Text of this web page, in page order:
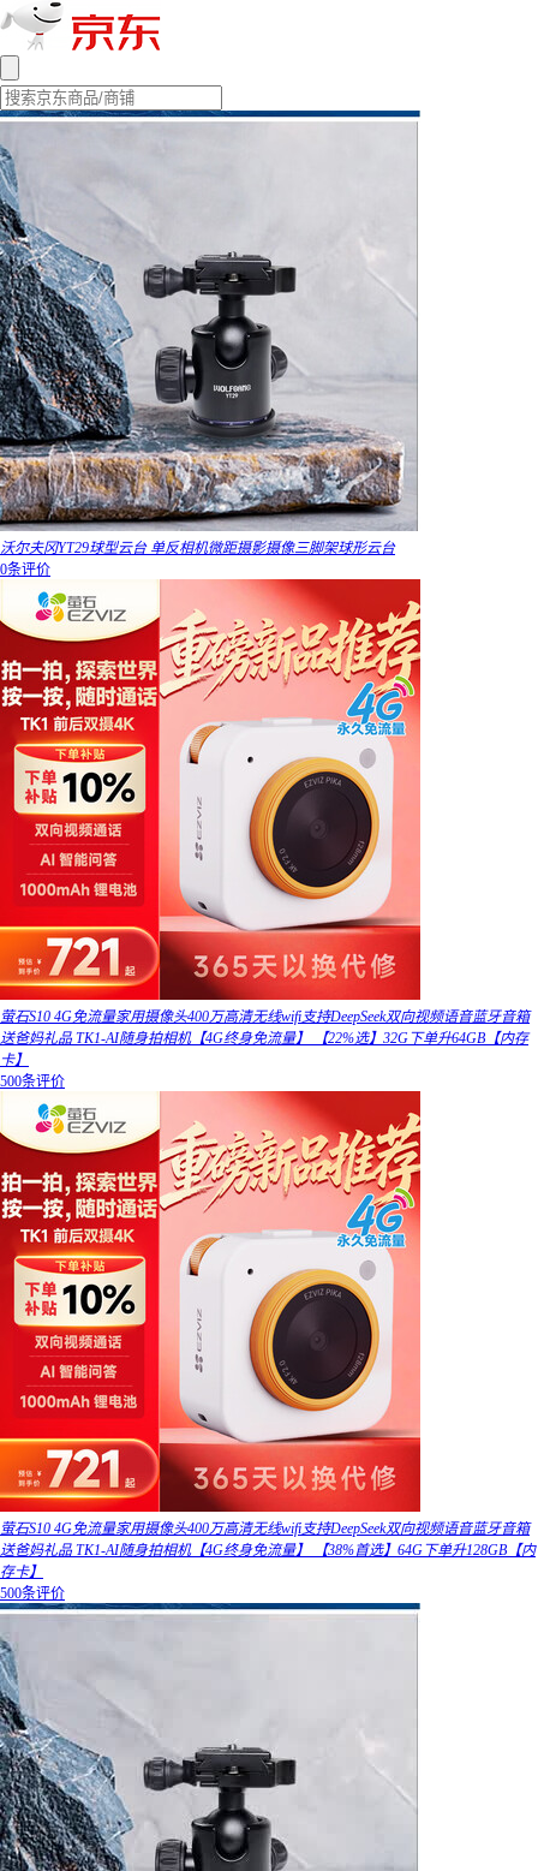
沃尔夫冈YT29球型云台 单反相机微距摄影摄像三脚架球形云台
0条评价
萤石S10 4G免流量家用摄像头400万高清无线wifi支持DeepSeek双向视频语音蓝牙音箱
送爸妈礼品 TK1-AI随身拍相机【4G终身免流量】 【22%选】32G下单升64GB【内存
卡】
500条评价
萤石S10 4G免流量家用摄像头400万高清无线wifi支持DeepSeek双向视频语音蓝牙音箱
送爸妈礼品 TK1-AI随身拍相机【4G终身免流量】 【38%首选】64G下单升128GB【内
存卡】
500条评价